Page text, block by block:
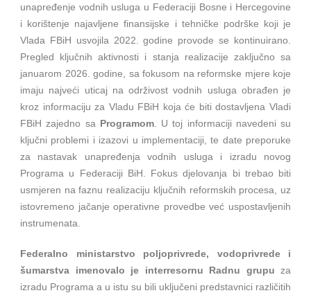
unapređenje vodnih usluga u Federaciji Bosne i Hercegovine
i korištenje najavljene finansijske i tehničke podrške koji je
Vlada FBiH usvojila 2022. godine provode se kontinuirano.
Pregled ključnih aktivnosti i stanja realizacije zaključno sa
januarom 2026. godine, sa fokusom na reformske mjere koje
imaju najveći uticaj na održivost vodnih usluga obrađen je
kroz informaciju za Vladu FBiH koja će biti dostavljena Vladi
FBiH zajedno sa Programom. U toj informaciji navedeni su
ključni problemi i izazovi u implementaciji, te date preporuke
za nastavak unapređenja vodnih usluga i izradu novog
Programa u Federaciji BiH. Fokus djelovanja bi trebao biti
usmjeren na faznu realizaciju ključnih reformskih procesa, uz
istovremeno jačanje operativne provedbe već uspostavljenih
instrumenata.
Federalno ministarstvo poljoprivrede, vodoprivrede i
šumarstva imenovalo je interresornu Radnu grupu za
izradu Programa a u istu su bili uključeni predstavnici različitih